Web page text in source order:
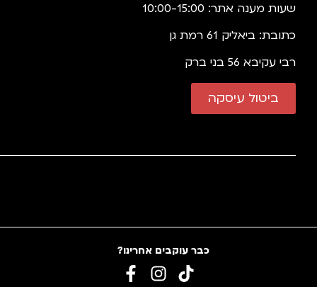
שעות מענה אתר: 10:00-15:00
כתובת: ביאליק 61 רמת גן
רבי עקיבא 56 בני ברק
ביטול עיסקה
כבר עוקבים אחרינו?